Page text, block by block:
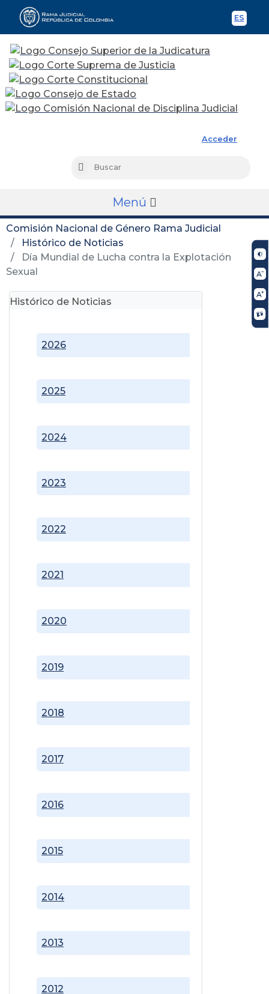
ES
Acceder
Buscar
Menú
Comisión Nacional de Género Rama Judicial
Histórico de Noticias
Día Mundial de Lucha contra la Explotación
Sexual
Histórico de Noticias
2012
2013
2014
2015
2016
2017
2018
2019
2020
2021
2022
2023
2024
2025
2026